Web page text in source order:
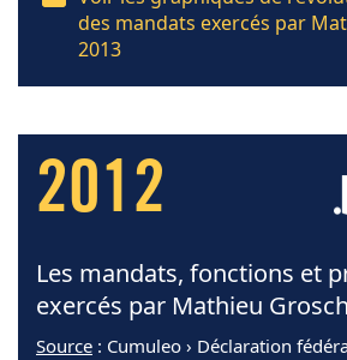
des mandats exercés par
2013
2012
Les mandats, fonctions et
exercés par Mathieu
Source : Cumuleo › Déclaration